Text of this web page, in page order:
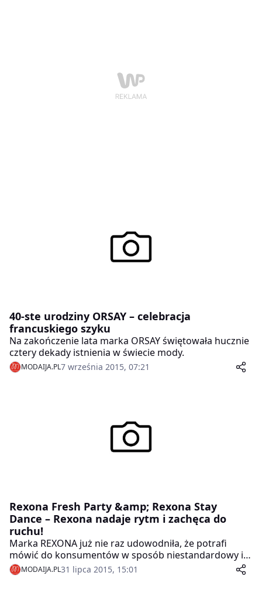
40-ste urodziny ORSAY – celebracja
francuskiego szyku
Na zakończenie lata marka ORSAY świętowała hucznie
cztery dekady istnienia w świecie mody.
MODAIJA.PL7 września 2015, 07:21
Rexona Fresh Party &amp; Rexona Stay
Dance – Rexona nadaje rytm i zachęca do
ruchu!
Marka REXONA już nie raz udowodniła, że potrafi
mówić do konsumentów w sposób niestandardowy i
ciekawy. W tym roku w ramach kampanii promującej
jedyne w Polsce antyperspiranty z technologią
MODAIJA.PL31 lipca 2015, 15:01